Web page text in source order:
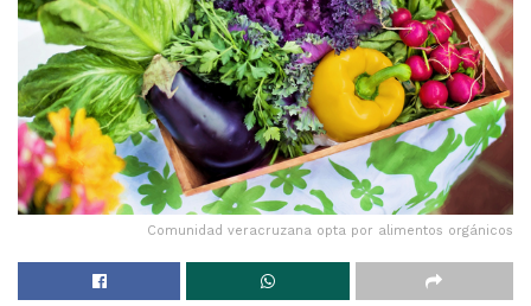
Comunidad veracruzana opta por alimentos orgánicos